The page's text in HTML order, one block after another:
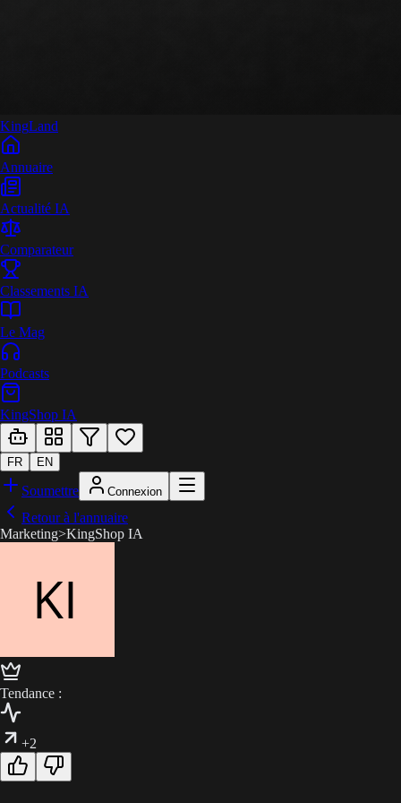
KingLand
Annuaire
Actualité IA
Comparateur
Classements IA
Le Mag
Podcasts
KingShop IA
FR EN
Soumettre Connexion
Retour à l'annuaire
Marketing>KingShop IA
Tendance :
+2